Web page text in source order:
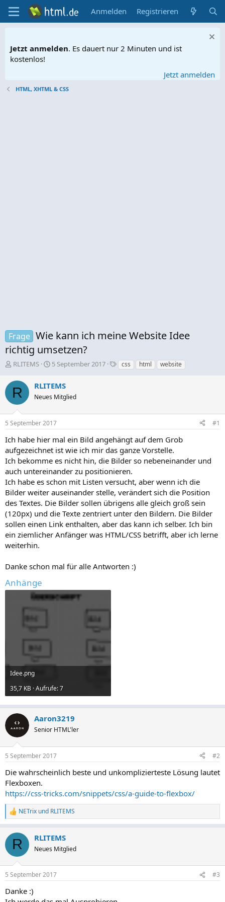
Anmelden Registrieren
Jetzt anmelden. Es dauert nur 2 Minuten und ist
kostenlos!
Jetzt anmelden
HTML, XHTML & CSS
Frage Wie kann ich meine Website Idee
richtig umsetzen?
E
s
t
e
e
RLITEMS
E
s
t
e
t
m
5 September 2017
S
c
o
r
t
e
css html website
R RLITEMS
Neues Mitglied
5 September 2017 #1
Ich habe hier mal ein Bild angehängt auf dem Grob
aufgezeichnet ist wie ich mir das ganze Vorstelle.
Ich bekomme es nicht hin, die Bilder so nebeneinander und
auch untereinander zu positionieren.
Ich habe es schon mit Listen versucht, aber wenn ich die
Bilder weiter auseinander stelle, verändert sich die Position
des Textes. Die Bilder sollen übrigens alle gleich groß sein
(120px) und die Texte zentriert unter den Bildern. Die Bilder
sollen einen Link enthalten, aber das kann ich selber. Ich bin
ein ziemlicher Anfänger was HTML/CSS betrifft, aber ich lerne
weiterhin.
Danke schon mal für alle Antworten :)
Anhänge
Idee.png
35,7 KB · Aufrufe: 7
Aaron3219
Senior HTML'ler
5 September 2017 #2
Die wahrscheinlich beste und unkomplizierteste Lösung lautet
Flexboxen.
https://css-tricks.com/snippets/css/a-guide-to-flexbox/
R
e
k
i
n
e
:
NETrix und RLITEMS
R RLITEMS
Neues Mitglied
5 September 2017 #3
Danke :)